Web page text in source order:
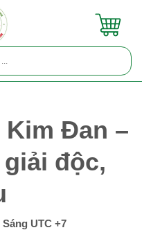
Kim Đan –
độc,
Sáng UTC +7